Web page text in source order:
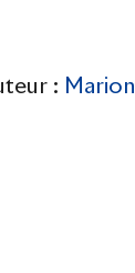
: Marion